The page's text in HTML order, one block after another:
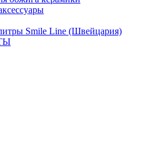
Smile Line (Швейцария)